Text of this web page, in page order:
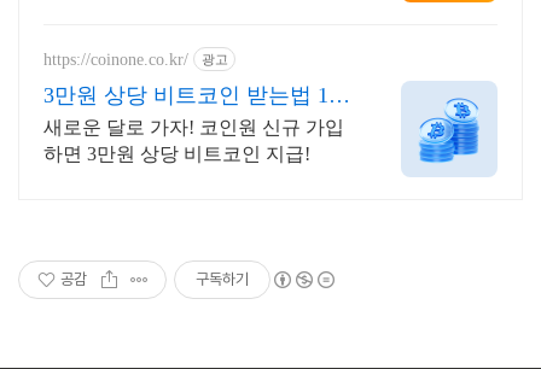
https://coinone.co.kr/ 광고
3만원 상당 비트코인 받는법 12
년 무사고 거래소
새로운 달로 가자! 코인원 신규 가입
하면 3만원 상당 비트코인 지급!
공감 구독하기